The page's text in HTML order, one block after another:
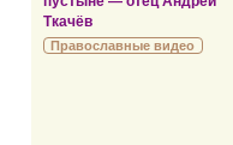
Ткачёв
Православные видео